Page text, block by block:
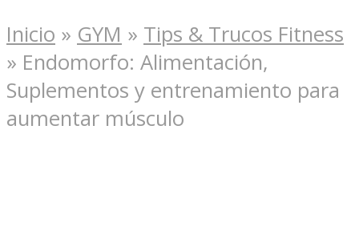
Inicio » GYM » Tips & Trucos Fitness
» Endomorfo: Alimentación,
Suplementos y entrenamiento para
aumentar músculo